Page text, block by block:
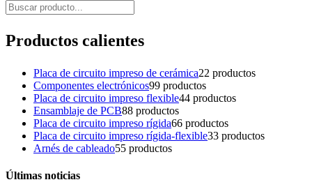
Productos calientes
Placa de circuito impreso de cerámica22 productos
Componentes electrónicos99 productos
Placa de circuito impreso flexible44 productos
Ensamblaje de PCB88 productos
Placa de circuito impreso rígida66 productos
Placa de circuito impreso rígida-flexible33 productos
Arnés de cableado55 productos
Últimas noticias